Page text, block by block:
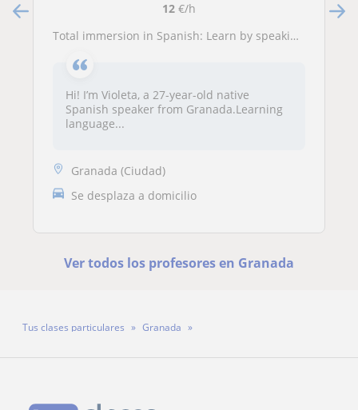
12€/h
Total immersion in Spanish: Learn by speaking from day one!
Hi! I’m Violeta, a 27-year-old native
Spanish speaker from Granada.Learning
language...
Granada (Ciudad)
Se desplaza a domicilio
Ver todos los profesores en Granada
Tus clases particulares
Granada